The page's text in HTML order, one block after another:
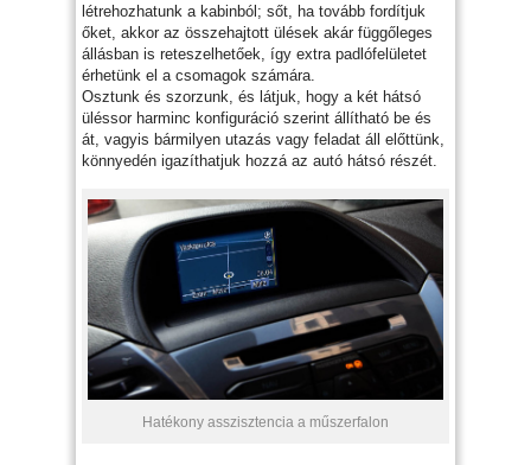
létrehozhatunk a kabinból; sőt, ha tovább fordítjuk
őket, akkor az összehajtott ülések akár függőleges
állásban is reteszelhetőek, így extra padlófelületet
érhetünk el a csomagok számára.
Osztunk és szorzunk, és látjuk, hogy a két hátsó
üléssor harminc konfiguráció szerint állítható be és
át, vagyis bármilyen utazás vagy feladat áll előttünk,
könnyedén igazíthatjuk hozzá az autó hátsó részét.
Hatékony asszisztencia a műszerfalon